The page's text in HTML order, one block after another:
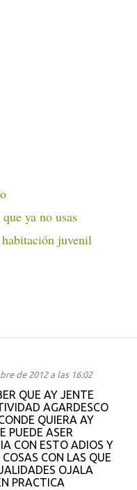
ya no usas
juvenil
de 2012 a las 16:02
QUE AY JENTE
AGARDESCO
QUIERA AY
PUEDE ASER
CON ESTO ADIOS Y
CON LAS QUE
OJALA
PRACTICA